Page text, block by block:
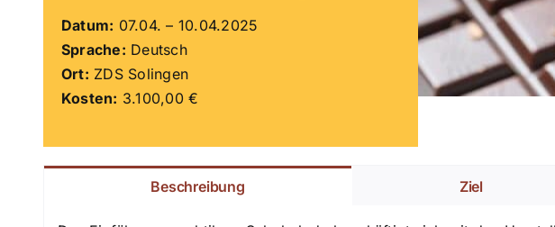
Datum: 07.04. – 10.04.2025
Sprache: Deutsch
Ort: ZDS Solingen
Kosten: 3.100,00 €
Beschreibung Ziel